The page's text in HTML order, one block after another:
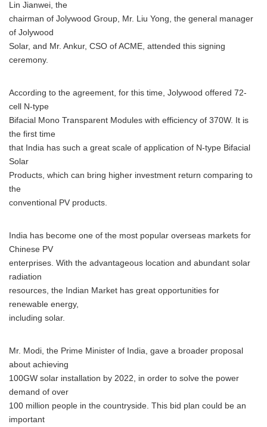
Lin Jianwei, the
chairman of Jolywood Group, Mr. Liu Yong, the general manager
of Jolywood
Solar, and Mr. Ankur, CSO of ACME, attended this signing
ceremony.
According to the agreement, for this time, Jolywood offered 72-
cell N-type
Bifacial Mono Transparent Modules with efficiency of 370W. It is
the first time
that India has such a great scale of application of N-type Bifacial
Solar
Products, which can bring higher investment return comparing to
the
conventional PV products.
India has become one of the most popular overseas markets for
Chinese PV
enterprises. With the advantageous location and abundant solar
radiation
resources, the Indian Market has great opportunities for
renewable energy,
including solar.
Mr. Modi, the Prime Minister of India, gave a broader proposal
about achieving
100GW solar installation by 2022, in order to solve the power
demand of over
100 million people in the countryside. This bid plan could be an
important